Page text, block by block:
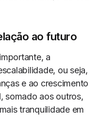
ao futuro
a
ou seja,
e ao crescimento
somado aos outros,
tranquilidade em